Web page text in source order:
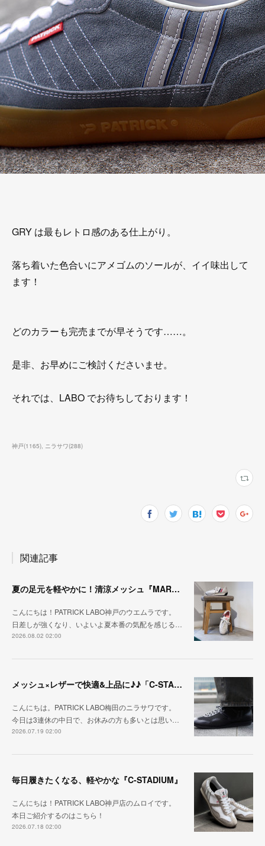
GRY は最もレトロ感のある仕上がり。
落ち着いた色合いにアメゴムのソールが、イイ味出して
ます！
どのカラーも完売までが早そうです……。
是非、お早めにご検討くださいませ。
それでは、LABO でお待ちしております！
神戸(1165) ニラサワ(288)
関連記事
夏の足元を軽やかに！清涼メッシュ『MARATHON-ME2』
こんにちは！PATRICK LABO神戸のウエムラです。
日差しが強くなり、いよいよ夏本番の気配を感じる…
2026.08.02 02:00
メッシュ×レザーで快適&上品に♪♪「C-STA-NOBLE（クール・スタジアム・ノーブル）」
こんにちは。PATRICK LABO梅田のニラサワです。
今日は3連休の中日で、お休みの方も多いとは思い…
2026.07.19 02:00
毎日履きたくなる、軽やかな『C-STADIUM』
こんにちは！PATRICK LABO神戸店のムロイです。
本日ご紹介するのはこちら！
2026.07.18 02:00